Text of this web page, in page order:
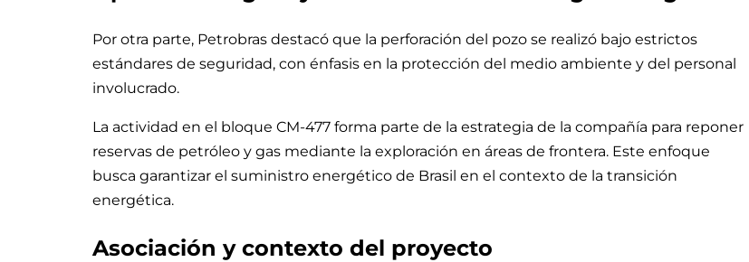
Por otra parte, Petrobras destacó que la perforación del pozo se realizó bajo estrictos
estándares de seguridad, con énfasis en la protección del medio ambiente y del personal
involucrado.
La actividad en el bloque CM-477 forma parte de la estrategia de la compañía para reponer
reservas de petróleo y gas mediante la exploración en áreas de frontera. Este enfoque
busca garantizar el suministro energético de Brasil en el contexto de la transición
energética.
Asociación y contexto del proyecto